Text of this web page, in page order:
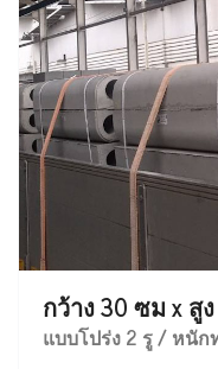
กว้าง 30 ซม x สู
แบบโปร่ง 2 รู / หนัก